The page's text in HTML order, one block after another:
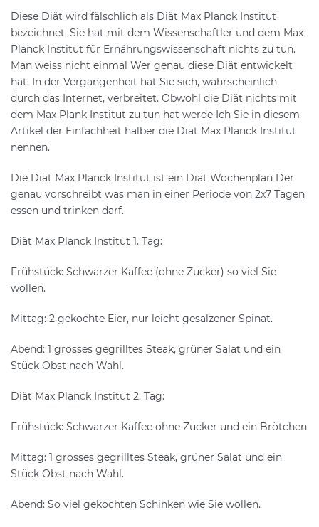
Diese Diät wird fälschlich als Diät Max Planck Institut
bezeichnet. Sie hat mit dem Wissenschaftler und dem Max
Planck Institut für Ernährungswissenschaft nichts zu tun.
Man weiss nicht einmal Wer genau diese Diät entwickelt
hat. In der Vergangenheit hat Sie sich, wahrscheinlich
durch das Internet, verbreitet. Obwohl die Diät nichts mit
dem Max Plank Institut zu tun hat werde Ich Sie in diesem
Artikel der Einfachheit halber die Diät Max Planck Institut
nennen.
Die Diät Max Planck Institut ist ein Diät Wochenplan Der
genau vorschreibt was man in einer Periode von 2x7 Tagen
essen und trinken darf.
Diät Max Planck Institut 1. Tag:
Frühstück: Schwarzer Kaffee (ohne Zucker) so viel Sie
wollen.
Mittag: 2 gekochte Eier, nur leicht gesalzener Spinat.
Abend: 1 grosses gegrilltes Steak, grüner Salat und ein
Stück Obst nach Wahl.
Diät Max Planck Institut 2. Tag:
Frühstück: Schwarzer Kaffee ohne Zucker und ein Brötchen
Mittag: 1 grosses gegrilltes Steak, grüner Salat und ein
Stück Obst nach Wahl.
Abend: So viel gekochten Schinken wie Sie wollen.